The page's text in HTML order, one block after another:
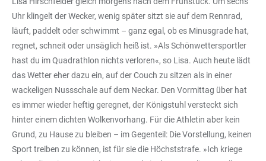
Uhr klingelt der Wecker, wenig später sitzt sie auf dem Rennrad,
läuft, paddelt oder schwimmt – ganz egal, ob es Minusgrade hat,
regnet, schneit oder unsäglich heiß ist. »Als Schönwettersportler
hast du im Quadrathlon nichts verloren«, so Lisa. Auch heute lädt
das Wetter eher dazu ein, auf der Couch zu sitzen als in einer
wackeligen Nussschale auf dem Neckar. Den Vormittag über hat
es immer wieder heftig geregnet, der Königstuhl versteckt sich
hinter einem dichten Wolkenvorhang. Für die Athletin aber kein
Grund, zu Hause zu bleiben – im Gegenteil: Die Vorstellung, keinen
Sport treiben zu können, ist für sie die Höchststrafe. »Ich kriege